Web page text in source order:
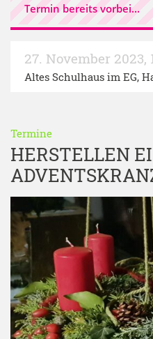
Termin bereits vorbei...
27. November 2023,
Altes Schulhaus im EG,
Termine
HERSTELLEN